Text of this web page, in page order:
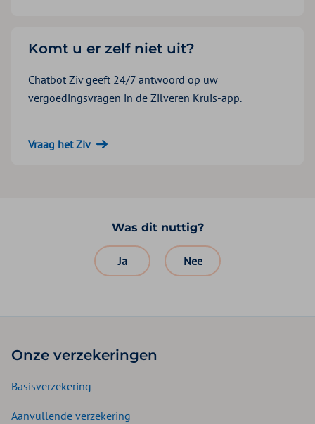
Komt u er zelf niet uit?
Chatbot Ziv geeft 24/7 antwoord op uw
vergoedingsvragen in de Zilveren Kruis-app.
Vraag het Ziv
Was dit nuttig?
Ja Nee
Onze verzekeringen
Basisverzekering
Aanvullende verzekering